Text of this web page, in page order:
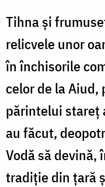
Tihna şi
relicvele unor
în închisorile
celor de la Aiud,
părintelui stareţ
au făcut,
Vodă să
tradiţie din ţară